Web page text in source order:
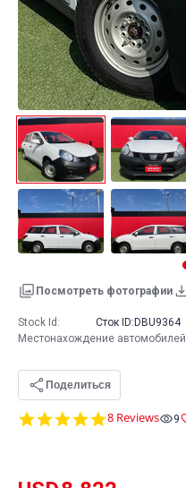
Посмотреть фотографии
5.0
8 Reviews 9
Stock Id: Сток ID: DBU9364
Местонахождение автомобилей
Поделиться